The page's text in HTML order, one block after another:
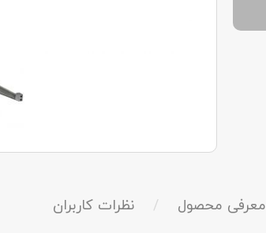
معرفی محصول / نظرات کاربران